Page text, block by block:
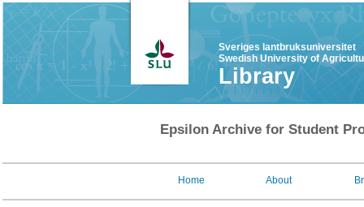
Sveriges lantbruksuniversitet
Swedish University of
Library
Epsilon Archive for Student
Home About